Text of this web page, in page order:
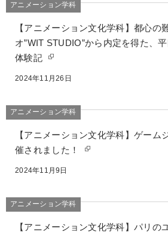
アニメーション学科
【アニメーション文化学科】都心の
オ”WIT STUDIO”から内定を得た、
体験記
2024年11月26日
アニメーション学科
【アニメーション文化学科】ゲーム
催されました！
2024年11月9日
アニメーション学科
【アニメーション文化学科】パリの